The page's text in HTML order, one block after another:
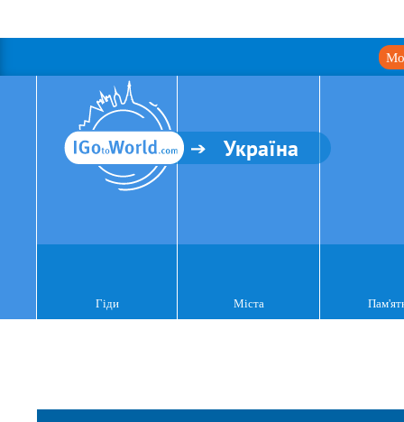
Україна
Гіди Міста